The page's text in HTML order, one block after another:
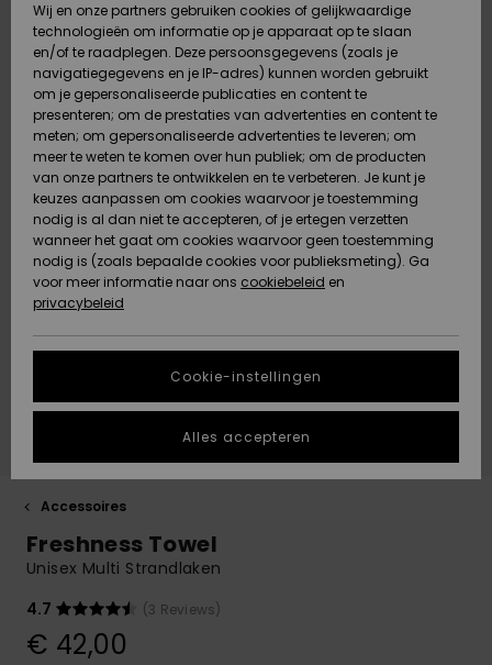
Schoenen &
Slippers
Surf /
Water
Snow
Nieuw
Highlights
Schoenen &
Slippers
Surf /
Water
Sneeuw
Nieuw
Highlights
Highlights
Snow
SURF
Highlights
Community
SNOW
Dames
Snow Shop
Highlights
Gemeenschap
SALE ON
SALE
VROUW
OUTLET
Regio- En
Taalinstellingen
Betaling
Giftcard
Quiksilver
Freedom
Gegevensbescherming
gesprek om het
snelste
vraag te
krijgen.
Vind
antwoorden op
de meest
gestelde
DUURZAAMHEID
STORE LOCATOR
VERLANGLIJST
Accessoires
Freshness Towel
Unisex Multi Strandlaken
4.7
(3 Reviews)
€ 42,00
Wij en onze partners gebruiken cookies of gelijkwaardige
technologieën om informatie op je apparaat op te slaan
en/of te raadplegen. Deze persoonsgegevens (zoals je
navigatiegegevens en je IP-adres) kunnen worden gebruikt
om je gepersonaliseerde publicaties en content te
presenteren; om de prestaties van advertenties en content te
meten; om gepersonaliseerde advertenties te leveren; om
meer te weten te komen over hun publiek; om de producten
van onze partners te ontwikkelen en te verbeteren. Je kunt je
keuzes aanpassen om cookies waarvoor je toestemming
nodig is al dan niet te accepteren, of je ertegen verzetten
wanneer het gaat om cookies waarvoor geen toestemming
nodig is (zoals bepaalde cookies voor publieksmeting). Ga
voor meer informatie naar ons cookiebeleid en
privacybeleid
Cookie-instellingen
Alles accepteren